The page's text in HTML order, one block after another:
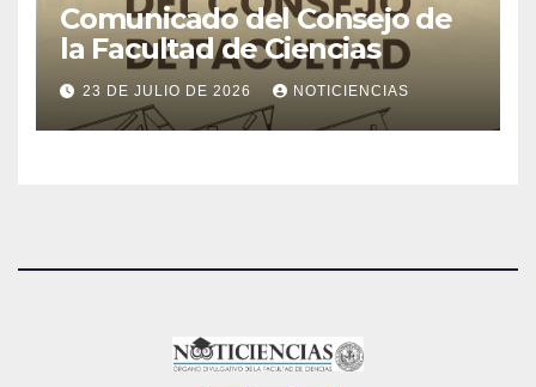
Comunicado del Consejo de
la Facultad de Ciencias
23 DE JULIO DE 2026 NOTICIENCIAS